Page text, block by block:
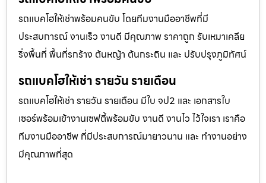
รถแบคโฮให้เช่าพร้อมคนขับ โดยทีมงานมืออาชีพที่มี
ประสบการณ์ งานเร็ว งานดี มีคุณภาพ ราคาถูก รับเหมาเคลีย
ริ่งพื้นที่ พื้นที่รกร้าง ต้นหญ้า ต้นกระถิน และ ปรับปรุงภูมิทัศน์
รถแบคโฮให้เช่า รายวัน รายเดือน
รถแบคโฮให้เช่า รายวัน รายเดือน มีใบ จป2 และ เอกสารใบ
เซอร์พร้อมเข้างานเซฟตี้พร้อมขับ งานดี งานไว ไว้ใจเรา เราคือ
ทีมงานมืออาชีพ ที่มีประสบการณ์มายาวนาน และ ทำงานอย่าง
มีคุณภาพที่สุด